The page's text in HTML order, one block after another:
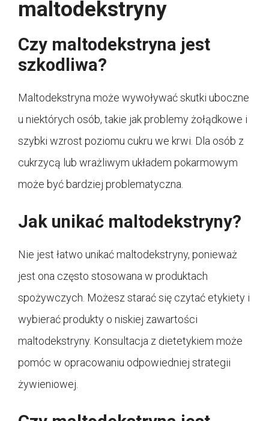
maltodekstryny
Czy maltodekstryna jest
szkodliwa?
Maltodekstryna może wywoływać skutki uboczne
u niektórych osób, takie jak problemy żołądkowe i
szybki wzrost poziomu cukru we krwi. Dla osób z
cukrzycą lub wrażliwym układem pokarmowym
może być bardziej problematyczna.
Jak unikać maltodekstryny?
Nie jest łatwo unikać maltodekstryny, ponieważ
jest ona często stosowana w produktach
spożywczych. Możesz starać się czytać etykiety i
wybierać produkty o niskiej zawartości
maltodekstryny. Konsultacja z dietetykiem może
pomóc w opracowaniu odpowiedniej strategii
żywieniowej.